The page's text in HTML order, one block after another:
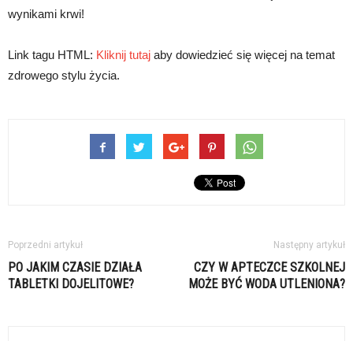
wynikami krwi!
Link tagu HTML: Kliknij tutaj aby dowiedzieć się więcej na temat
zdrowego stylu życia.
Poprzedni artykuł
PO JAKIM CZASIE DZIAŁA
TABLETKI DOJELITOWE?
Następny artykuł
CZY W APTECZCE SZKOLNEJ
MOŻE BYĆ WODA UTLENIONA?